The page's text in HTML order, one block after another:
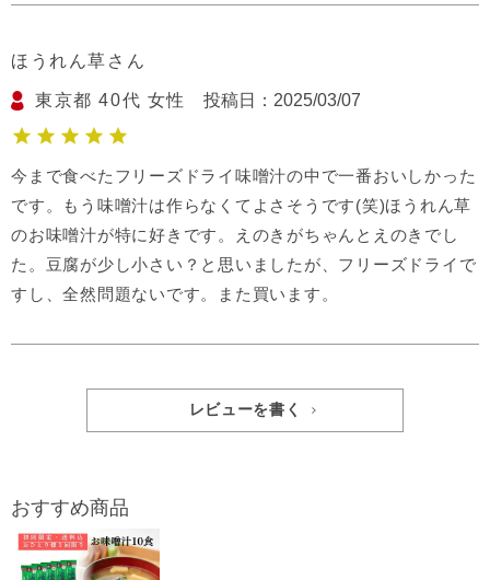
ほうれん草
東京都 40代 女性 投稿日 2025/03/07
今まで食べたフリーズドライ味噌汁の中で一番おいしかった
です。もう味噌汁は作らなくてよさそうです(笑)ほうれん草
のお味噌汁が特に好きです。えのきがちゃんとえのきでし
た。豆腐が少し小さい？と思いましたが、フリーズドライで
すし、全然問題ないです。また買います。
レビューを書く
おすすめ商品